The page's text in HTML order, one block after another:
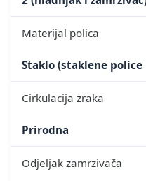
Materijal polica
Staklo (staklene
Cirkulacija zraka
Prirodna
Odjeljak zamrzivača